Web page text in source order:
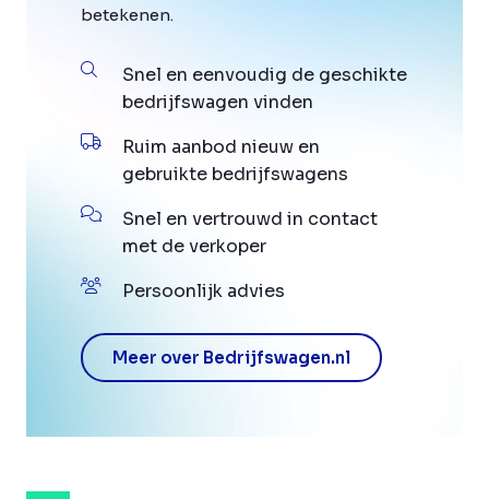
betekenen.
Snel en eenvoudig de geschikte
bedrijfswagen vinden
Ruim aanbod nieuw en
gebruikte bedrijfswagens
Snel en vertrouwd in contact
met de verkoper
Persoonlijk advies
Meer over Bedrijfswagen.nl